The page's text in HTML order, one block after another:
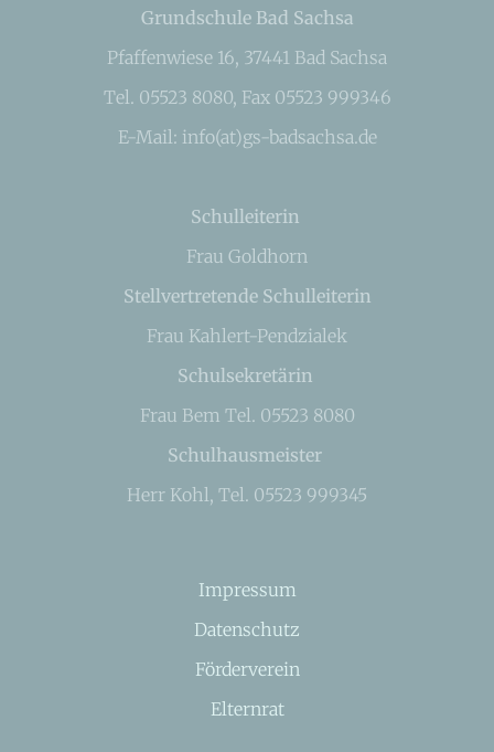
Grundschule Bad Sachsa
Pfaffenwiese 16, 37441 Bad Sachsa
Tel. 05523 8080, Fax 05523 999346
E-Mail: info(at)gs-badsachsa.de
Schulleiterin
Frau Goldhorn
Stellvertretende Schulleiterin
Frau Kahlert-Pendzialek
Schulsekretärin
Frau Bem Tel. 05523 8080
Schulhausmeister
Herr Kohl, Tel. 05523 999345
Impressum
Datenschutz
Förderverein
Elternrat